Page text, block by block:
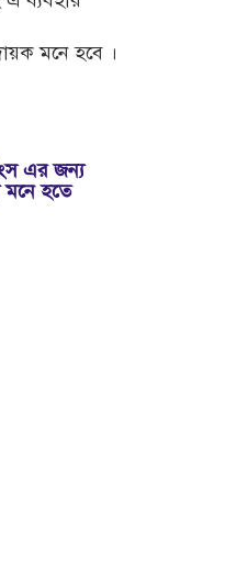
মনে হবে ।
এর জন্য
মনে হতে